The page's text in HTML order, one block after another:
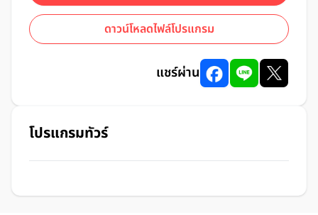
ดาวน์โหลดไฟล์โปรแกรม
แชร์ผ่าน
โปรแกรมทัวร์